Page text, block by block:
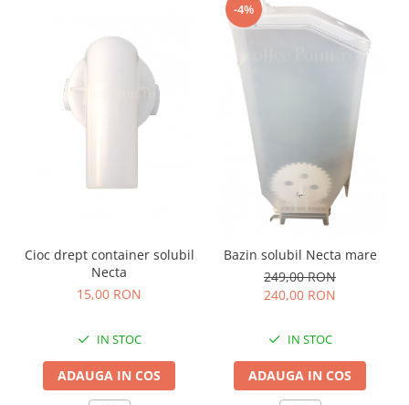
Cioc drept container solubil
Necta
15,00 RON
IN STOC
ADAUGA IN COS
-4%
Bazin solubil Necta mare
249,00 RON
240,00 RON
IN STOC
ADAUGA IN COS